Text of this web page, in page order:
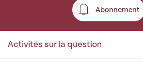
Abonnement
Activités sur la question